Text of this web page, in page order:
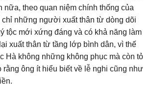
nữa, theo quan niệm chính thống của
những người xuất thân từ dòng dõi
tộc mới xứng đáng và có khả năng làm
xuất thân từ tầng lớp bình dân, vì thế
Hà không những không phục mà còn tỏ
ông ít hiểu biết về lễ nghi cũng như